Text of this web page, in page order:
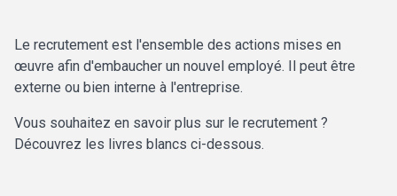
Le recrutement est l'ensemble des actions mises en
œuvre afin d'embaucher un nouvel employé. Il peut être
externe ou bien interne à l'entreprise.
Vous souhaitez en savoir plus sur le recrutement ?
Découvrez les livres blancs ci-dessous.